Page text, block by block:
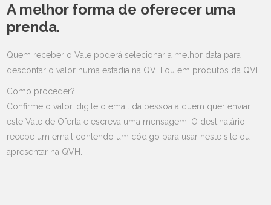
A melhor forma de oferecer uma
prenda.
Quem receber o Vale poderá selecionar a melhor data para
descontar o valor numa estadia na QVH ou em produtos da QVH
Como proceder?
Confirme o valor, digite o email da pessoa a quem quer enviar
este Vale de Oferta e escreva uma mensagem. O destinatário
recebe um email contendo um código para usar neste site ou
apresentar na QVH.